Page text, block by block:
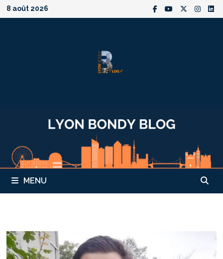
Passer
au
8 août 2026
MENU